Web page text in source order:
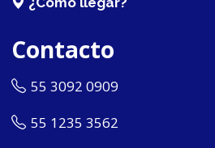
Contacto
55 3092 0909
55 1235 3562